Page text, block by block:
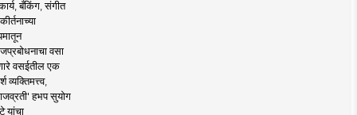
बँकिंग, संगीत
वसा
वसईतील एक
व्यक्तिमत्त्व,
हभप सुयोग
यांचा